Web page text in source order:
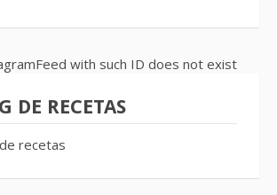
with such ID does not exist
DE RECETAS